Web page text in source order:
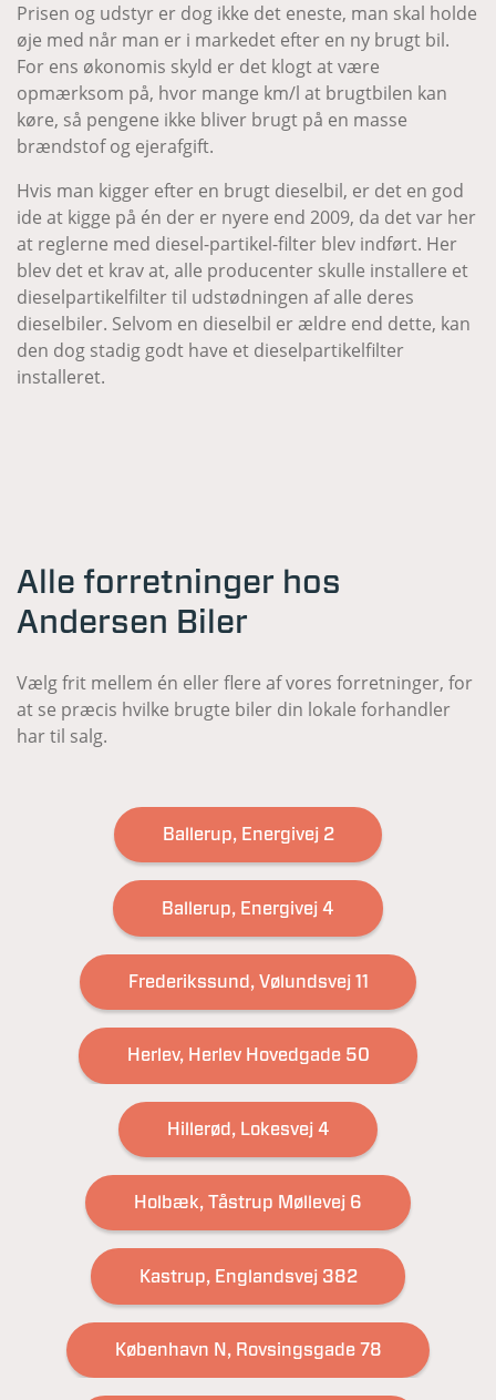
Prisen og udstyr er dog ikke det eneste, man skal holde
øje med når man er i markedet efter en ny brugt bil.
For ens økonomis skyld er det klogt at være
opmærksom på, hvor mange km/l at brugtbilen kan
køre, så pengene ikke bliver brugt på en masse
brændstof og ejerafgift.
Hvis man kigger efter en brugt dieselbil, er det en god
ide at kigge på én der er nyere end 2009, da det var her
at reglerne med diesel-partikel-filter blev indført. Her
blev det et krav at, alle producenter skulle installere et
dieselpartikelfilter til udstødningen af alle deres
dieselbiler. Selvom en dieselbil er ældre end dette, kan
den dog stadig godt have et dieselpartikelfilter
installeret.
Alle forretninger hos
Andersen Biler
Vælg frit mellem én eller flere af vores forretninger, for
at se præcis hvilke brugte biler din lokale forhandler
har til salg.
Ballerup, Energivej 2
Ballerup, Energivej 4
Frederikssund, Vølundsvej 11
Herlev, Herlev Hovedgade 50
Hillerød, Lokesvej 4
Holbæk, Tåstrup Møllevej 6
Kastrup, Englandsvej 382
København N, Rovsingsgade 78